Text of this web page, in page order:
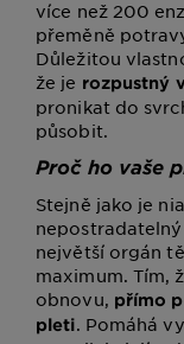
více než 200
přeměně
Důležitou
že je rozpustný
pronikat do
působit.
Proč ho vaše
Stejně jako je
největší orgán
maximum. Tím,
obnovu, přímo
pleti. Pomáhá